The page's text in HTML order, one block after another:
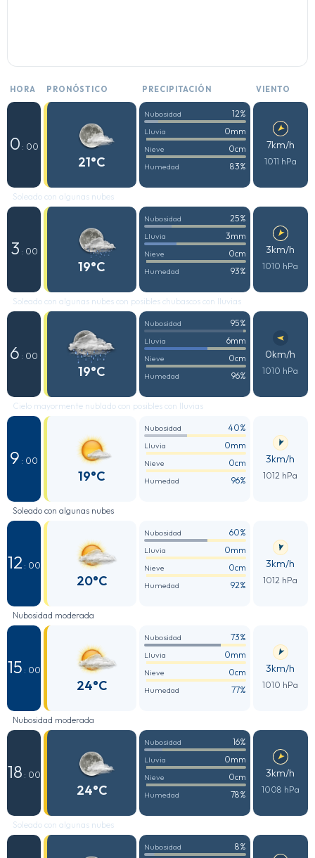
HORA PRONÓSTICO PRECIPITACIÓN VIENTO
0 : 00
21°C
Nubosidad 12%
Lluvia 0mm
Nieve 0cm
Humedad 83%
7km/h
1011 hPa
Soleado con algunas nubes
3 : 00
19°C
Nubosidad 25%
Lluvia 3mm
Nieve 0cm
Humedad 93%
3km/h
1010 hPa
Soleado con algunas nubes con posibles chubascos con lluvias
6 : 00
19°C
Nubosidad 95%
Lluvia 6mm
Nieve 0cm
Humedad 96%
0km/h
1010 hPa
Cielo mayormente nublado con posibles con lluvias
9 : 00
19°C
Nubosidad 40%
Lluvia 0mm
Nieve 0cm
Humedad 96%
3km/h
1012 hPa
Soleado con algunas nubes
12 : 00
20°C
Nubosidad 60%
Lluvia 0mm
Nieve 0cm
Humedad 92%
3km/h
1012 hPa
Nubosidad moderada
15 : 00
24°C
Nubosidad 73%
Lluvia 0mm
Nieve 0cm
Humedad 77%
3km/h
1010 hPa
Nubosidad moderada
18 : 00
24°C
Nubosidad 16%
Lluvia 0mm
Nieve 0cm
Humedad 78%
3km/h
1008 hPa
Soleado con algunas nubes
Nubosidad 8%